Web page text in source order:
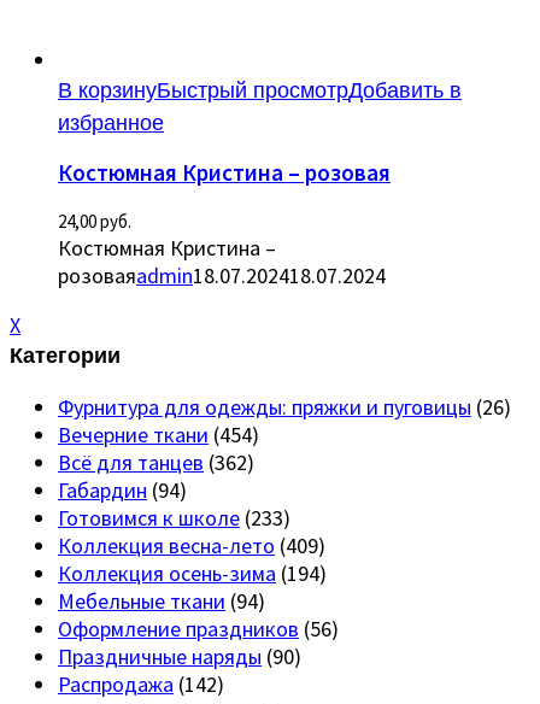
В корзинуБыстрый просмотрДобавить в
избранное
Костюмная Кристина – розовая
24,00руб.
Костюмная Кристина –
розоваяadmin18.07.202418.07.2024
X
Категории
Фурнитура для одежды: пряжки и пуговицы (26)
Вечерние ткани (454)
Всё для танцев (362)
Габардин (94)
Готовимся к школе (233)
Коллекция весна-лето (409)
Коллекция осень-зима (194)
Мебельные ткани (94)
Оформление праздников (56)
Праздничные наряды (90)
Распродажа (142)